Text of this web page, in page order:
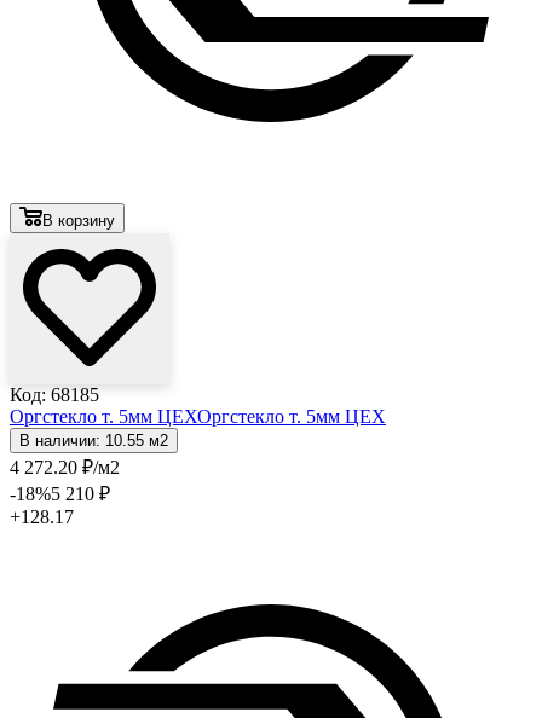
В корзину
Код: 68185
Оргстекло т. 5мм ЦЕХОргстекло т. 5мм ЦЕХ
В наличии: 10.55 м2
4 272.20 ₽/м2
-18%5 210 ₽
+128.17